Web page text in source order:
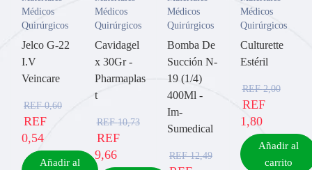
Médicos
Quirúrgicos
Jelco G-22
I.V
Veincare
REF0,60
REF
0,54
Añadir al
Médicos
Quirúrgicos
Cavidagel
x 30Gr -
Pharmaplas
t
REF10,73
REF
9,66
Médicos
Quirúrgicos
Bomba De
Succión N-
19 (1/4)
400Ml -
Im-
Sumedical
REF12,49
Médicos
Quirúrgicos
Culturette
Estéril
REF2,00
REF
1,80
Añadir al
carrito